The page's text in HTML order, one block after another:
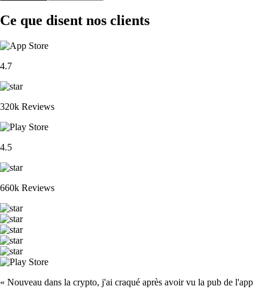
Ce que disent nos clients
4.7
320k Reviews
4.5
660k Reviews
« Nouveau dans la crypto, j'ai craqué après avoir vu la pub de l'app